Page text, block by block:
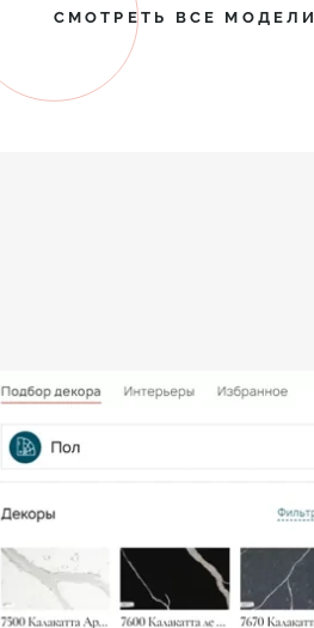
СМОТРЕТЬ ВСЕ МОДЕЛИ